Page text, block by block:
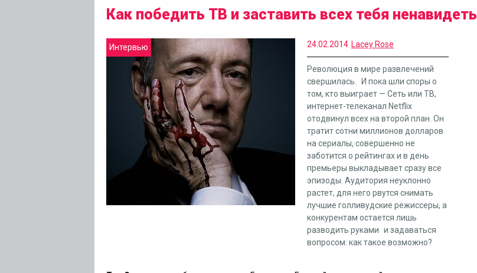
Как победить ТВ и заставить всех тебя ненавидеть
Интервью 24.02.2014 Lacey Rose
Революция в мире развлечений
свершилась. И пока шли споры о
том, кто выиграет — Сеть или ТВ,
интернет-телеканал Netflix
отодвинул всех на второй план. Он
тратит сотни миллионов долларов
на сериалы, совершенно не
заботится о рейтингах и в день
премьеры выкладывает сразу все
эпизоды. Аудитория неуклонно
растет, для него рвутся снимать
лучшие голливудские режиссеры, а
конкурентам остается лишь
разводить руками и задаваться
вопросом: как такое возможно?